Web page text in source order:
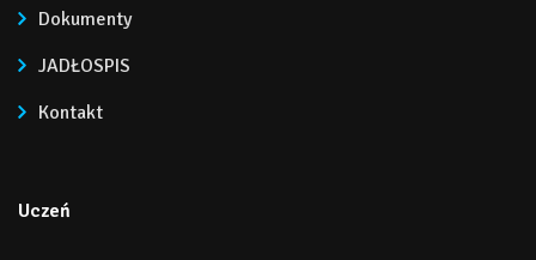
Dokumenty
JADŁOSPIS
Kontakt
Uczeń